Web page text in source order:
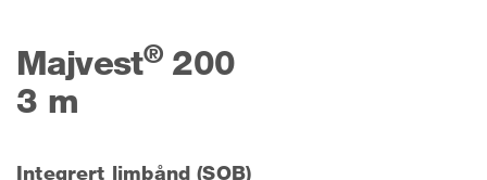
Majvest®200
3 m
Integrert limbånd (SOB)